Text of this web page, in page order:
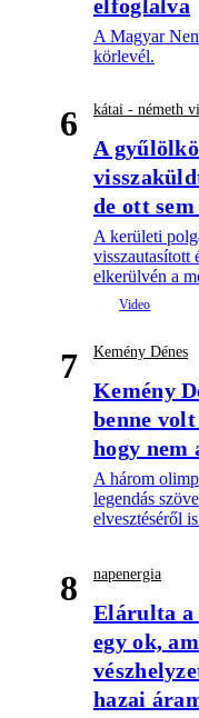
elfoglalva
A Magyar
körlevél.
6 kátai - németh
A
de ott
A kerületi
visszautasított
elkerülvén a
7 Kemény Dénes
Kemény
benne volt
hogy nem
A három
legendás
elvesztéséről
8 napenergia
Elárulta a
egy ok,
hazai